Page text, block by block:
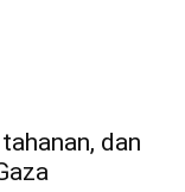
dan